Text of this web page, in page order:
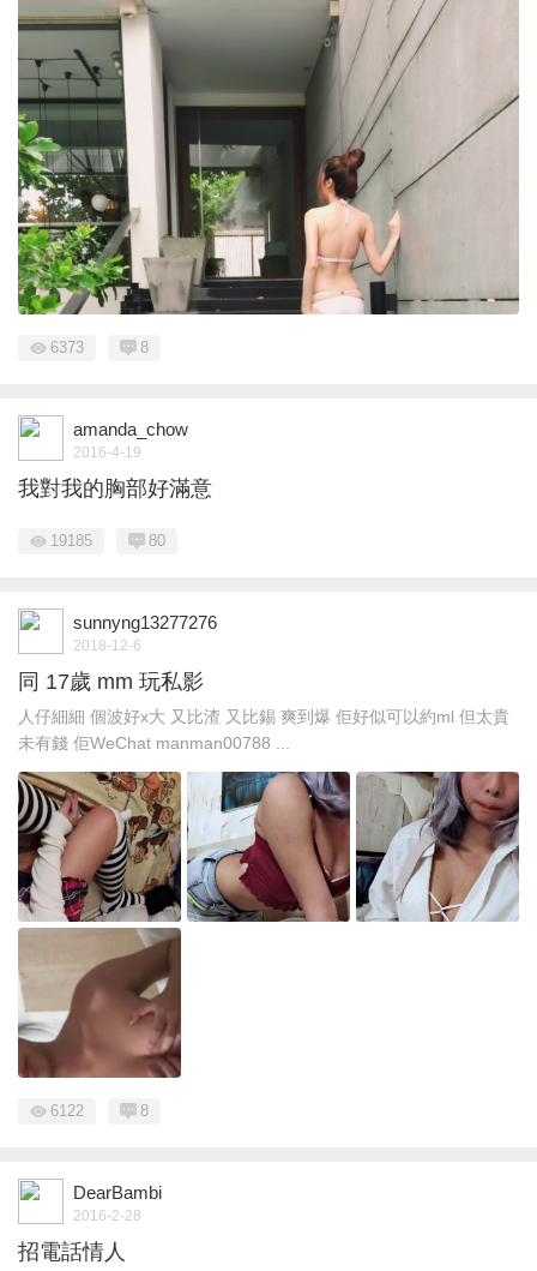
6373 8
amanda_chow
2016-4-19
我對我的胸部好滿意
19185 80
sunnyng13277276
2018-12-6
同 17歲 mm 玩私影
人仔細細 個波好x大 又比渣 又比錫 爽到爆 佢好似可以約ml 但太貴
未有錢 佢WeChat manman00788 ...
6122 8
DearBambi
2016-2-28
招電話情人